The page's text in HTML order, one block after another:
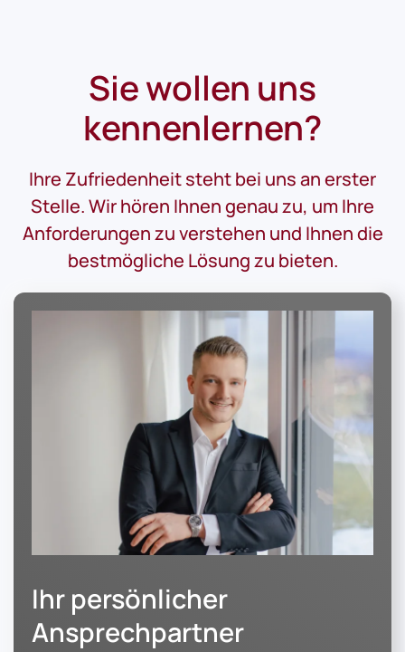
Sie wollen uns
kennenlernen?
Ihre Zufriedenheit steht bei uns an erster
Stelle. Wir hören Ihnen genau zu, um Ihre
Anforderungen zu verstehen und Ihnen die
bestmögliche Lösung zu bieten.
Ihr persönlicher
Ansprechpartner